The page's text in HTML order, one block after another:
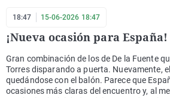
18:47 15-06-2026 18:47
¡Nueva ocasión para
Gran combinación de los de De la Fuente
Torres disparando a puerta. Nuevamente,
quedándose con el balón. Parece que
ocasiones más claras del encuentro y, al